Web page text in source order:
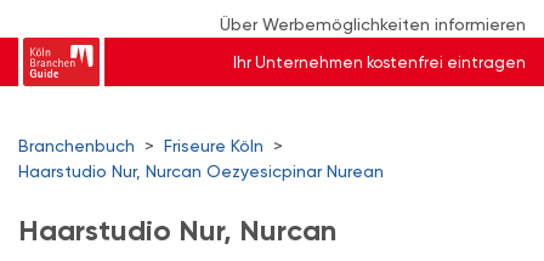
Über Werbemöglichkeiten informieren
Ihr Unternehmen kostenfrei eintragen
Branchenbuch > Friseure Köln
>
Haarstudio Nur, Nurcan Oezyesicpinar Nurean
Haarstudio Nur, Nurcan